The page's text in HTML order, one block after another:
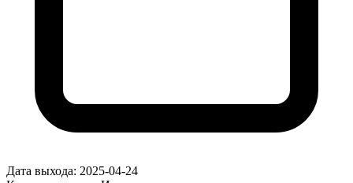
Дата выхода: 2025-04-24